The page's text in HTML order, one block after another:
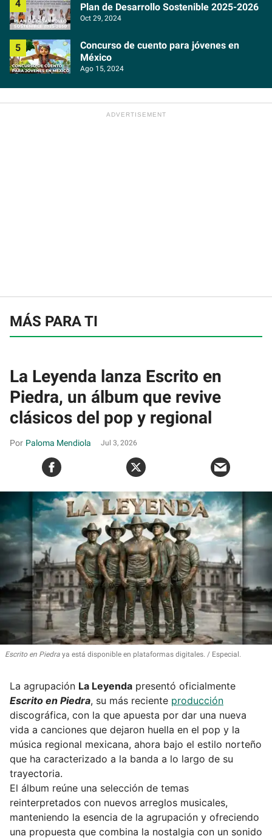
Plan de Desarrollo Sostenible 2025-2026
Oct 29, 2024
Concurso de cuento para jóvenes en
México
Ago 15, 2024
MÁS PARA TI
La Leyenda lanza Escrito en
Piedra, un álbum que revive
clásicos del pop y regional
Paloma Mendiola Jul 3, 2026
Escrito en Piedra ya está disponible en plataformas digitales. Especial.
La agrupación La Leyenda presentó oficialmente
Escrito en Piedra, su más reciente producción
discográfica, con la que apuesta por dar una nueva
vida a canciones que dejaron huella en el pop y la
música regional mexicana, ahora bajo el estilo norteño
que ha caracterizado a la banda a lo largo de su
trayectoria.
El álbum reúne una selección de temas
reinterpretados con nuevos arreglos musicales,
manteniendo la esencia de la agrupación y ofreciendo
una propuesta que combina la nostalgia con un sonido